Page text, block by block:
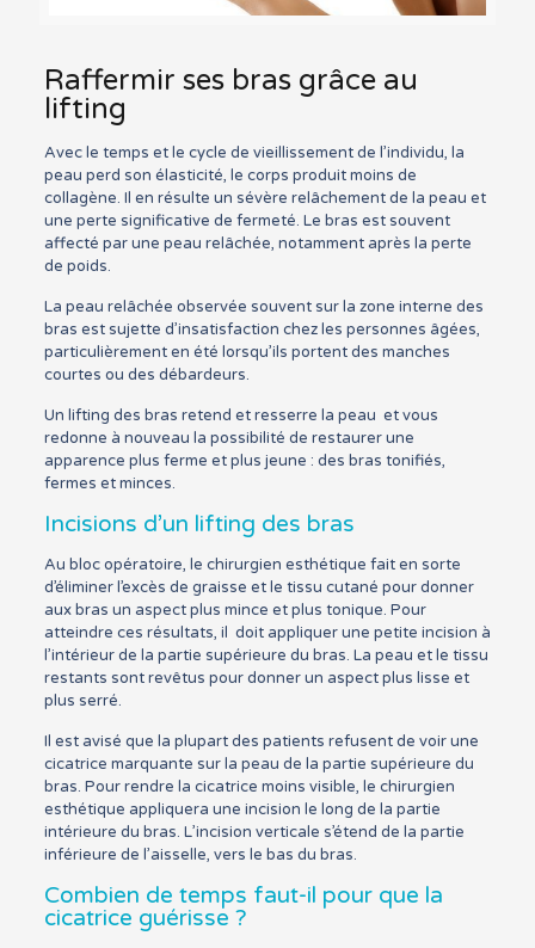
Raffermir ses bras grâce au
lifting
Avec le temps et le cycle de vieillissement de l’individu, la
peau perd son élasticité, le corps produit moins de
collagène. Il en résulte un sévère relâchement de la peau et
une perte significative de fermeté. Le bras est souvent
affecté par une peau relâchée, notamment après la perte
de poids.
La peau relâchée observée souvent sur la zone interne des
bras est sujette d’insatisfaction chez les personnes âgées,
particulièrement en été lorsqu’ils portent des manches
courtes ou des débardeurs.
Un lifting des bras retend et resserre la peau et vous
redonne à nouveau la possibilité de restaurer une
apparence plus ferme et plus jeune : des bras tonifiés,
fermes et minces.
Incisions d’un lifting des bras
Au bloc opératoire, le chirurgien esthétique fait en sorte
d’éliminer l’excès de graisse et le tissu cutané pour donner
aux bras un aspect plus mince et plus tonique. Pour
atteindre ces résultats, il doit appliquer une petite incision à
l’intérieur de la partie supérieure du bras. La peau et le tissu
restants sont revêtus pour donner un aspect plus lisse et
plus serré.
Il est avisé que la plupart des patients refusent de voir une
cicatrice marquante sur la peau de la partie supérieure du
bras. Pour rendre la cicatrice moins visible, le chirurgien
esthétique appliquera une incision le long de la partie
intérieure du bras. L’incision verticale s’étend de la partie
inférieure de l’aisselle, vers le bas du bras.
Combien de temps faut-il pour que la
cicatrice guérisse ?